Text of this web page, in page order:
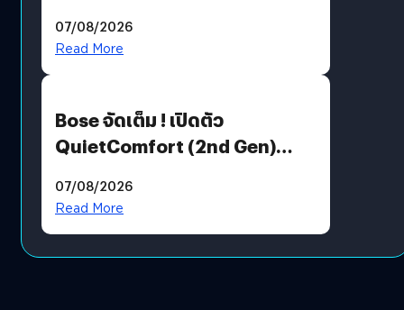
มีภาษาไทยด้วย
07/08/2026
Read More
Bose จัดเต็ม ! เปิดตัว
QuietComfort (2nd Gen)
07/08/2026
Read More